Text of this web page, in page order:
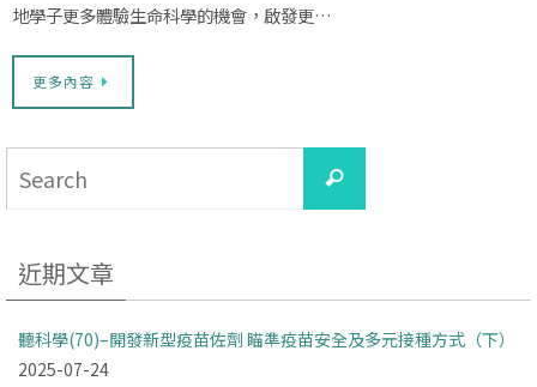
地學子更多體驗生命科學的機會，啟發更…
更多內容
Search
近期文章
聽科學(70)–開發新型疫苗佐劑 瞄準疫苗安全及多元接種方式（下）
2025-07-24